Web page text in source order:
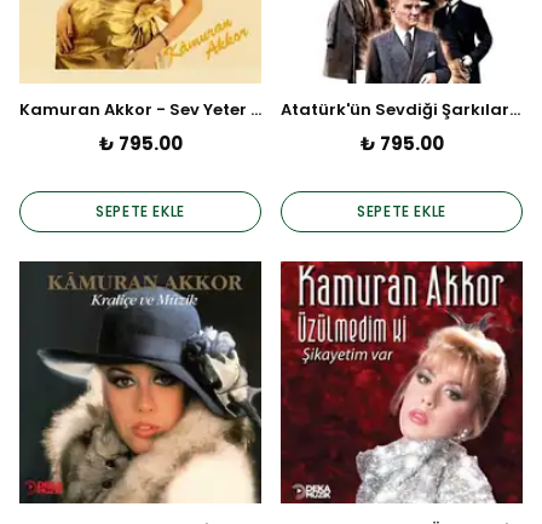
Kamuran Akkor - Sev Yeter (Plak)
₺ 795.00
SEPETE EKLE
Atatürk'ün Sevdiği Şarkılar - Linda Çandır - Oğuz T. (Plak)
₺ 795.00
SEPETE EKLE